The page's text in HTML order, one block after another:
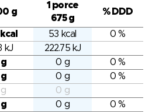
g
1 porce
675 g
% DDD
53 kcal
0 %
kJ
222.75 kJ
0 g
0 %
0 g
0 %
0 g
0 g
0 %